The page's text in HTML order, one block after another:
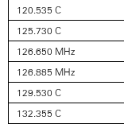
120.535 C
125.730 C
126.650 MHz
126.885 MHz
129.530 C
132.355 C